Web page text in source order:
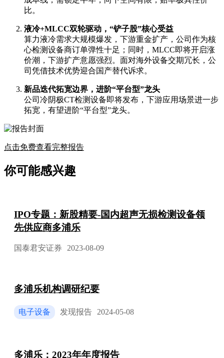
比。
液冷+MLCC双轮驱动，“铲子股”核心受益
算力液冷需求大规模爆发，下游重金扩产，公司作为核
心检测设备商订单弹性十足；同时，MLCC即将开启涨
价潮，下游扩产意愿强烈。面对海外设备交期冗长，公
司凭借技术优势迎合国产替代诉求。
新品迭代拓宽边界，进阶“平台型”龙头
公司冷阴极CT检测设备即将发布，下游应用场景进一步
拓宽，有望进阶“平台型”龙头。
点击免费查看完整报告
你可能感兴趣
IPO专题：新股精要-国内超声无损检测设备领
先供应商多浦乐
国泰君安证券 2023-08-09
多浦乐机构调研纪要
电子设备 发现报告 2024-05-08
多浦乐：2023年年度报告